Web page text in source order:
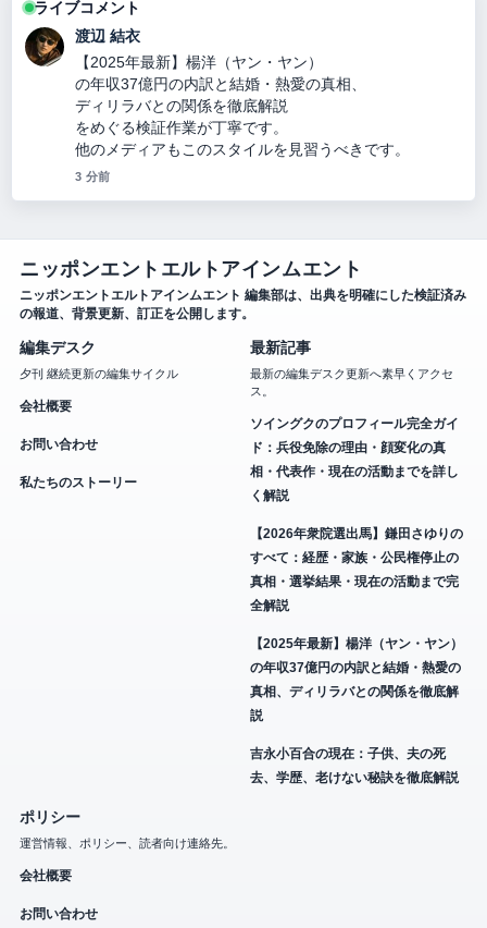
ライブコメント
渡辺 結衣
【2025年最新】楊洋（ヤン・ヤン）
の年収37億円の内訳と結婚・熱愛の真相、
ディリラバとの関係を徹底解説
をめぐる検証作業が丁寧です。
他のメディアもこのスタイルを見習うべきです。
3 分前
ニッポンエントエルトアインムエント
ニッポンエントエルトアインムエント 編集部は、出典を明確にした検証済み
の報道、背景更新、訂正を公開します。
編集デスク
夕刊 継続更新の編集サイクル
会社概要
お問い合わせ
私たちのストーリー
最新記事
最新の編集デスク更新へ素早くアクセ
ス。
ソイングクのプロフィール完全ガイ
ド：兵役免除の理由・顔変化の真
相・代表作・現在の活動までを詳し
く解説
【2026年衆院選出馬】鎌田さゆりの
すべて：経歴・家族・公民権停止の
真相・選挙結果・現在の活動まで完
全解説
【2025年最新】楊洋（ヤン・ヤン）
の年収37億円の内訳と結婚・熱愛の
真相、ディリラバとの関係を徹底解
説
吉永小百合の現在：子供、夫の死
去、学歴、老けない秘訣を徹底解説
ポリシー
運営情報、ポリシー、読者向け連絡先。
会社概要
お問い合わせ